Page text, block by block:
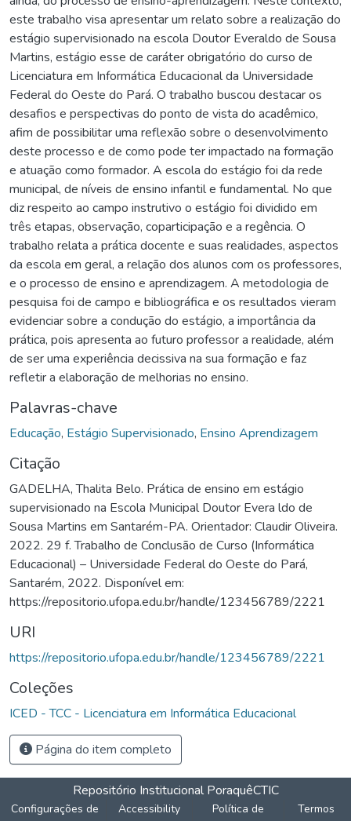
este trabalho visa apresentar um relato sobre a realização do
estágio supervisionado na escola Doutor Everaldo de Sousa
Martins, estágio esse de caráter obrigatório do curso de
Licenciatura em Informática Educacional da Universidade
Federal do Oeste do Pará. O trabalho buscou destacar os
desafios e perspectivas do ponto de vista do acadêmico,
afim de possibilitar uma reflexão sobre o desenvolvimento
deste processo e de como pode ter impactado na formação
e atuação como formador. A escola do estágio foi da rede
municipal, de níveis de ensino infantil e fundamental. No que
diz respeito ao campo instrutivo o estágio foi dividido em
três etapas, observação, coparticipação e a regência. O
trabalho relata a prática docente e suas realidades, aspectos
da escola em geral, a relação dos alunos com os professores,
e o processo de ensino e aprendizagem. A metodologia de
pesquisa foi de campo e bibliográfica e os resultados vieram
evidenciar sobre a condução do estágio, a importância da
prática, pois apresenta ao futuro professor a realidade, além
de ser uma experiência decissiva na sua formação e faz
refletir a elaboração de melhorias no ensino.
Palavras-chave
Educação, Estágio Supervisionado, Ensino Aprendizagem
Citação
GADELHA, Thalita Belo. Prática de ensino em estágio
supervisionado na Escola Municipal Doutor Evera ldo de
Sousa Martins em Santarém-PA. Orientador: Claudir Oliveira.
2022. 29 f. Trabalho de Conclusão de Curso (Informática
Educacional) – Universidade Federal do Oeste do Pará,
Santarém, 2022. Disponível em:
https://repositorio.ufopa.edu.br/handle/123456789/2221
URI
https://repositorio.ufopa.edu.br/handle/123456789/2221
Coleções
ICED - TCC - Licenciatura em Informática Educacional
Página do item completo
Repositório Institucional PoraquêCTIC
Configurações de
Accessibility
Política de
Termos